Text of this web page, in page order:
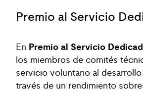
Premio al Servicio
En Premio al Servicio
los miembros de comités
servicio voluntario al
través de un rendimiento